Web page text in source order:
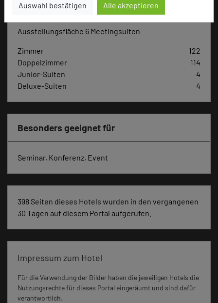
Auswahl bestätigen Alle akzeptieren
Tagungsräume
Ausstellungsfläche 6 Meetingsuiten
Zimmer
122
Doppelzimmer
114
Junior-Suiten
4
Deluxe-Suiten
4
Besonders geeignet für
Seminar, Konferenz, Event
398 Seiten dieses Hotels wurden in den vergangenen
30 Tagen auf diesem Portal aufgerufen.
Impressum zum Hotel
Für die Verwendung der Bilder haben die jeweiligen Hotels die
Nutzungsrechte für dieses Portal eingeräumt und sind dafür
verantwortlich.